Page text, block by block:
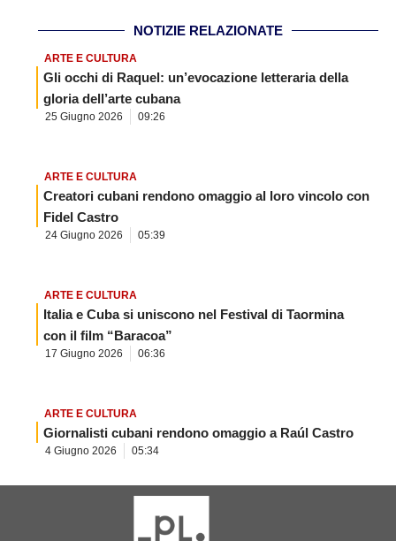
NOTIZIE RELAZIONATE
ARTE E CULTURA
Gli occhi di Raquel: un’evocazione letteraria della
gloria dell’arte cubana
25 Giugno 2026 09:26
ARTE E CULTURA
Creatori cubani rendono omaggio al loro vincolo con
Fidel Castro
24 Giugno 2026 05:39
ARTE E CULTURA
Italia e Cuba si uniscono nel Festival di Taormina
con il film “Baracoa”
17 Giugno 2026 06:36
ARTE E CULTURA
Giornalisti cubani rendono omaggio a Raúl Castro
4 Giugno 2026 05:34